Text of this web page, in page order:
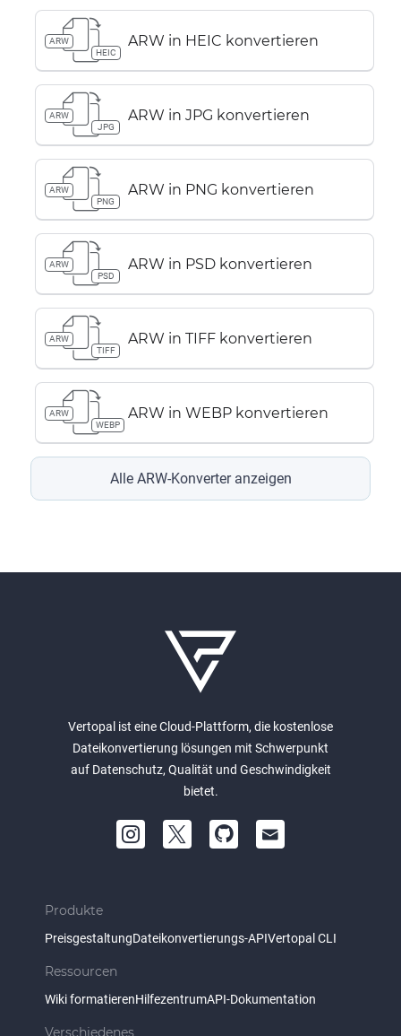
ARW
HEIC
ARW in HEIC konvertieren
ARW
JPG
ARW in JPG konvertieren
ARW
PNG
ARW in PNG konvertieren
ARW
PSD
ARW in PSD konvertieren
ARW
TIFF
ARW in TIFF konvertieren
ARW
WEBP
ARW in WEBP konvertieren
Alle ARW-Konverter anzeigen
Vertopal ist eine Cloud-Plattform, die kostenlose
Dateikonvertierung lösungen mit Schwerpunkt
auf Datenschutz, Qualität und Geschwindigkeit
bietet.
Produkte
PreisgestaltungDateikonvertierungs-APIVertopal CLI
Ressourcen
Wiki formatierenHilfezentrumAPI-Dokumentation
Verschiedenes